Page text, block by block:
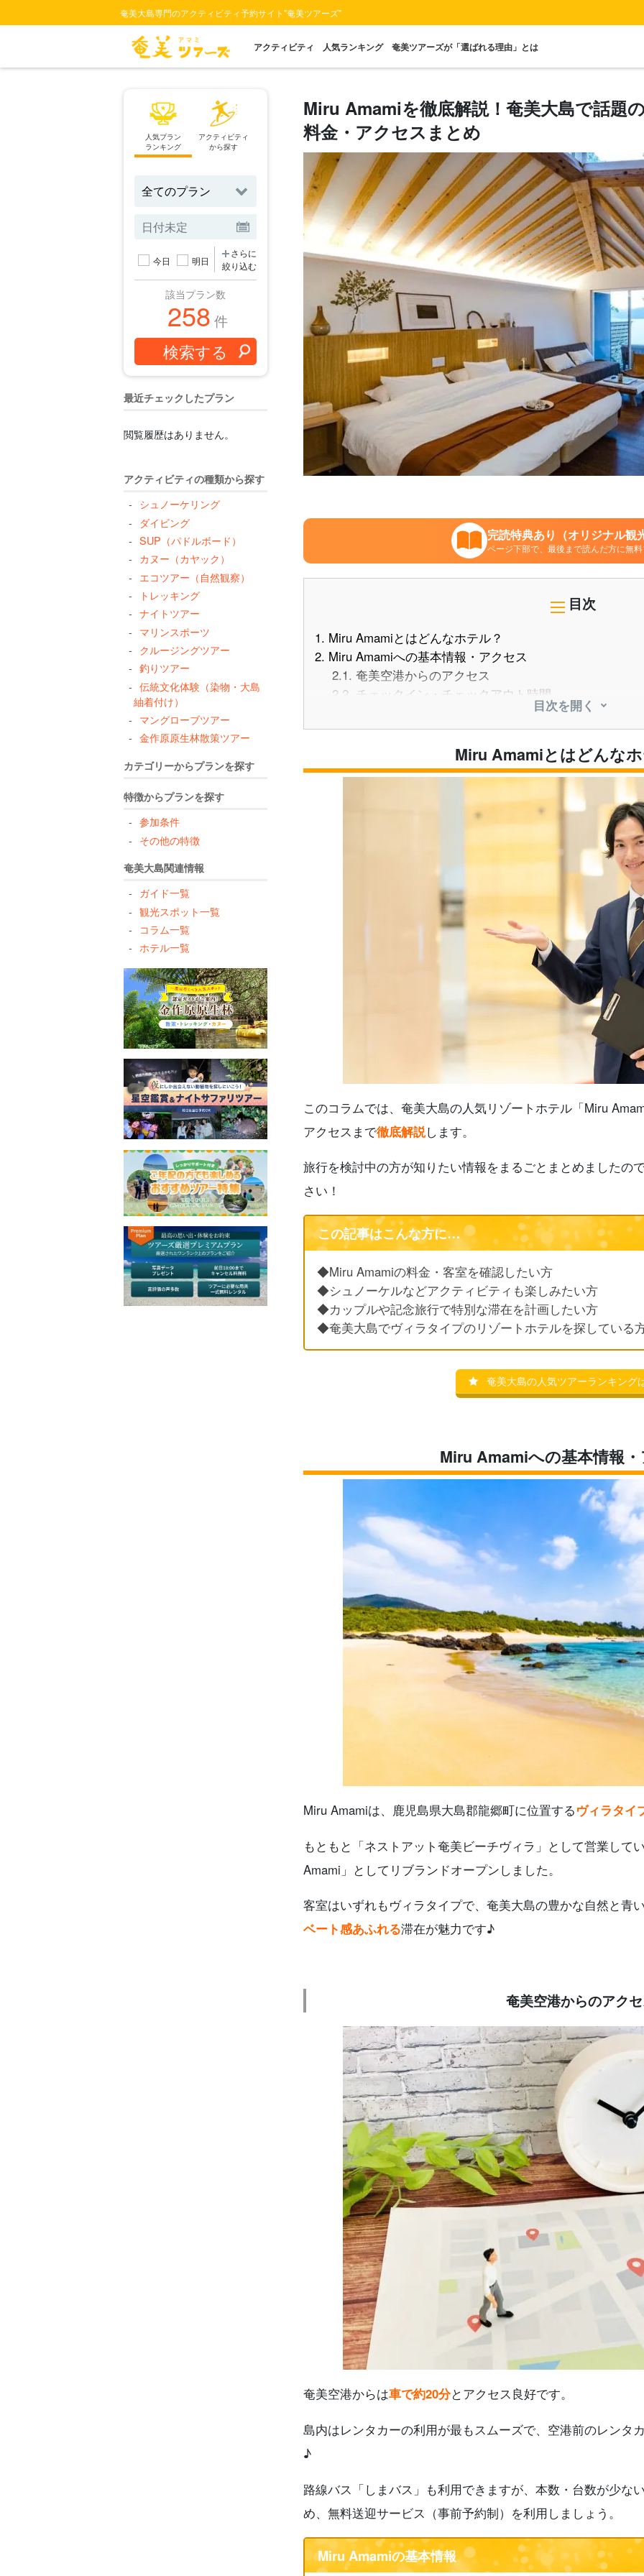
奄美大島専門のアクティビティ予約サイト"奄美ツアーズ"
アクティビティ 人気ランキング 奄美ツアーズが「選ばれる理由」とは
人気プラン
ランキング
アクティビティ
から探す
送迎付きプラン
当日予約OK
マングローブ
今日 明日
さらに
絞り込む
該当プラン数
258 件
最近チェックしたプラン
閲覧履歴はありません。
アクティビティの種類から探す
シュノーケリング
ダイビング
SUP（パドルボード）
カヌー（カヤック）
エコツアー（自然観察）
トレッキング
ナイトツアー
マリンスポーツ
クルージングツアー
釣りツアー
伝統文化体験（染物・大島
紬着付け）
マングローブツアー
金作原原生林散策ツアー
カテゴリーからプランを探す
特徴からプランを探す
参加条件
その他の特徴
奄美大島関連情報
ガイド一覧
観光スポット一覧
コラム一覧
ホテル一覧
Miru Amamiを徹底解説！奄美大島で話題
料金・アクセスまとめ
完読特典あり（オリジナル観
ページ下部で、最後まで読んだ方に無
目次
1. Miru Amamiとはどんなホテル？
2. Miru Amamiへの基本情報・アクセス
2.1. 奄美空港からのアクセス
2.2.
チェックイン・チェックアウト時間
3.1.POOL VILLAS
3.3.Hillside VILLAS
レストラン「AMANARI」
ビーチ「BEACH HUT」
お得なプラン・特典
ホテル周辺で楽しめるアクティビティ
シュノーケリング
良い口コミ・おすすめポイント
気になる口コミ・注意点
Miru Amamiに関する よくある質問（FAQ）
目次を開く
Miru Amamiとはどんな
このコラムでは、奄美大島の人気リゾートホテル「Miru
アクセスまで徹底解説します。
旅行を検討中の方が知りたい情報をまるごとまとめましたの
さい！
この記事はこんな方に…
◆Miru Amamiの料金・客室を確認したい方
◆シュノーケルなどアクティビティも楽しみたい方
◆カップルや記念旅行で特別な滞在を計画したい方
◆奄美大島でヴィラタイプのリゾートホテルを探している
奄美大島の人気ツアーランキング
Miru Amamiへの基本情報
Miru Amamiは、鹿児島県大島郡龍郷町に位置するヴィラタイ
もともと「ネストアット奄美ビーチヴィラ」として営業して
Amami」としてリブランドオープンしました。
客室はいずれもヴィラタイプで、奄美大島の豊かな自然と青
ベート感あふれる滞在が魅力です♪
奄美空港からのアク
奄美空港からは車で約20分とアクセス良好です。
島内はレンタカーの利用が最もスムーズで、空港前のレンタ
♪
路線バス「しまバス」も利用できますが、本数・台数が少な
め、無料送迎サービス（事前予約制）を利用しましょう。
Miru Amamiの基本情報